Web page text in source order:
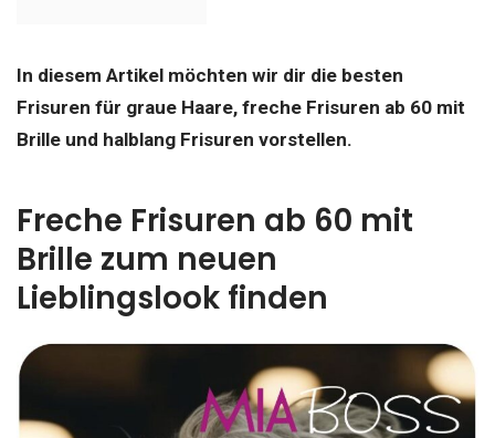
In diesem Artikel möchten wir dir die besten
Frisuren für graue Haare, freche Frisuren ab 60 mit
Brille und halblang Frisuren vorstellen.
Freche Frisuren ab 60 mit
Brille zum neuen
Lieblingslook finden